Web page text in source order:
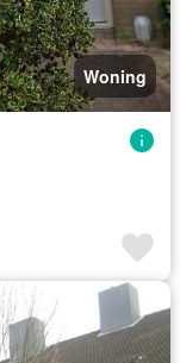
Woning